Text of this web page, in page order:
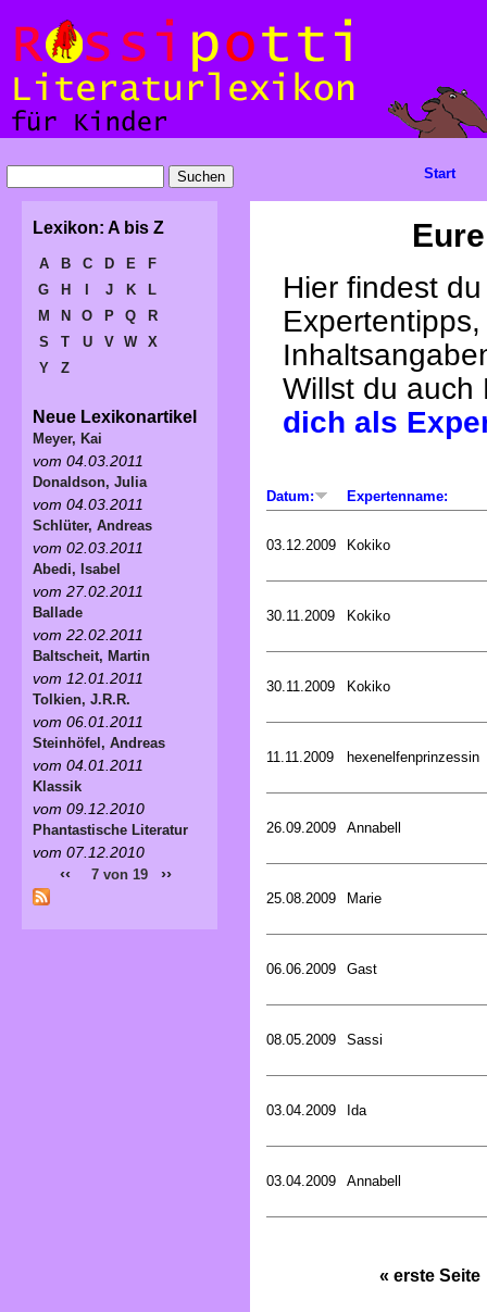
Hier findest
Willst du
dich als
Datum: Expertenname:
03.12.2009 Kokiko
30.11.2009 Kokiko
30.11.2009 Kokiko
11.11.2009 hexenelfenprinzessin
26.09.2009 Annabell
25.08.2009 Marie
06.06.2009 Gast
08.05.2009 Sassi
03.04.2009 Ida
03.04.2009 Annabell
« erste Seite
Start
Lexikon: A bis Z
A B C D E
F
G
H J K
L
M
N O P Q
R
S
T U V W
X
Y
Z
Neue Lexikonartikel
Meyer, Kai
vom 04.03.2011
Donaldson, Julia
vom 04.03.2011
Schlüter, Andreas
vom 02.03.2011
Abedi, Isabel
vom 27.02.2011
Ballade
vom 22.02.2011
Baltscheit, Martin
vom 12.01.2011
Tolkien, J.R.R.
vom 06.01.2011
Steinhöfel, Andreas
vom 04.01.2011
Klassik
vom 09.12.2010
Phantastische Literatur
vom 07.12.2010
‹‹ 7 von 19 ››